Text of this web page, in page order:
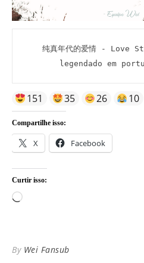
纯真年代的爱情 - Love
legendado em
151 35 26 10
Compartilhe isso:
X Facebook
Curtir isso:
Carregando...
By Wei Fansub